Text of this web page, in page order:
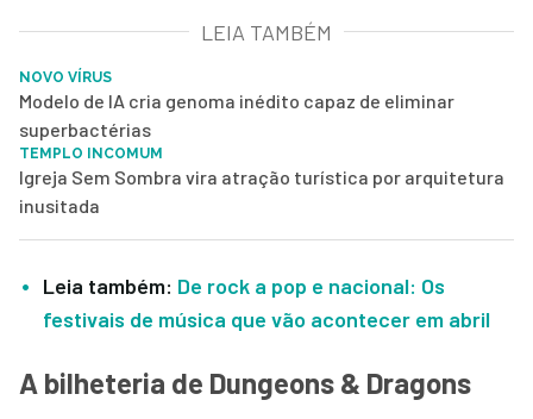
LEIA TAMBÉM
NOVO VÍRUS
Modelo de IA cria genoma inédito capaz de eliminar
superbactérias
TEMPLO INCOMUM
Igreja Sem Sombra vira atração turística por arquitetura
inusitada
Leia também: De rock a pop e nacional: Os
festivais de música que vão acontecer em abril
A bilheteria de Dungeons & Dragons